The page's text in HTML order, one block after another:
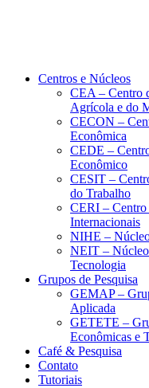
Centros e Núcleos
CEA – Centro
Agrícola e do
CECON –
Econômica
CEDE –
Econômico
CESIT –
do Trabalho
CERI – Centro
Internacionais
NIHE –
NEIT –
Tecnologia
Grupos de Pesquisa
GEMAP –
Aplicada
GETETE –
Econômicas e
Café & Pesquisa
Contato
Tutoriais